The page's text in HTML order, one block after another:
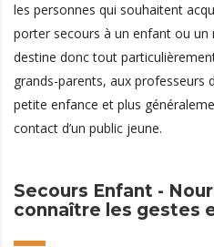
les personnes qui souhaitent
porter secours à un enfant ou
destine donc tout
grands-parents, aux professeurs
petite enfance et plus
contact d’un public jeune.
Secours Enfant -
connaître les gestes